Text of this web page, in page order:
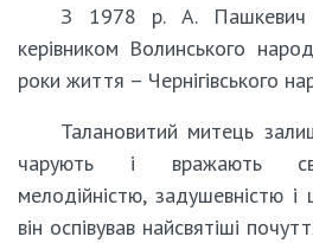
З 1978 р. А. Пашкевич
керівником Волинського
роки життя – Чернігівського
Талановитий митець
чарують і вражають
мелодійністю, задушевністю
він оспівував найсвятіші